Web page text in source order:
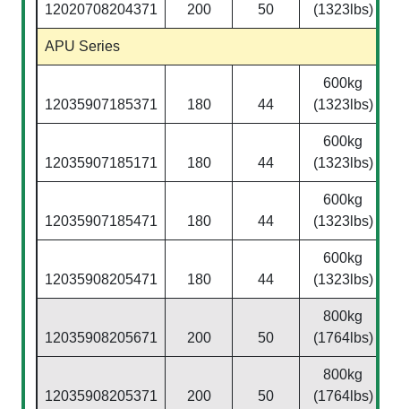
12020708204371 200 50
(1323lbs)
APU Series
12035907185371 180 44
600kg
(1323lbs)
12035907185171 180 44
600kg
(1323lbs)
12035907185471 180 44
600kg
(1323lbs)
12035908205471 180 44
600kg
(1323lbs)
12035908205671 200 50
800kg
(1764lbs)
12035908205371 200 50
800kg
(1764lbs)